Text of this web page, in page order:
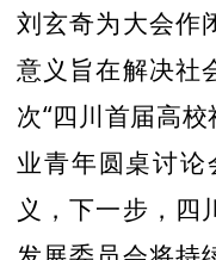
刘玄奇为大会作
意义旨在解决社
次“四川首届高
业青年圆桌讨论
义，下一步，四